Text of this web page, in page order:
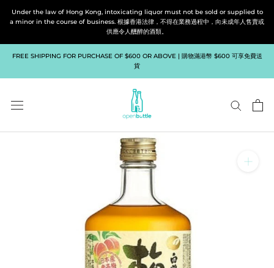
Under the law of Hong Kong, intoxicating liquor must not be sold or supplied to
a minor in the course of business. 根據香港法律，不得在業務過程中，向未成年人售賣或
供應令人醺醉的酒類。
FREE SHIPPING FOR PURCHASE OF $600 OR ABOVE | 購物滿港幣 $600 可享免費送
貨